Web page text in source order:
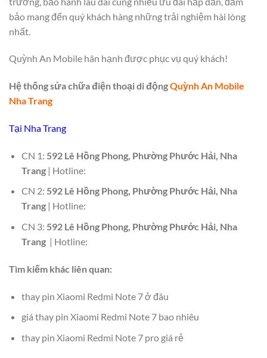
bảo mang đến quý khách hàng những trải nghiệm hài lòng
nhất.
Quỳnh An Mobile hân hạnh được phục vụ quý khách!
Hệ thống sửa chữa điện thoại di độngQuỳnh An Mobile
Nha Trang
Tại Nha Trang
CN 1: 592 Lê Hồng Phong, Phường Phước Hải, Nha
Trang| Hotline:
CN 2: 592 Lê Hồng Phong, Phường Phước Hải, Nha
Trang| Hotline:
CN 3: 592 Lê Hồng Phong, Phường Phước Hải, Nha
Trang| Hotline:
Tìm kiếm khác liên quan:
thay pin Xiaomi Redmi Note 7 ở đâu
giá thay pin Xiaomi Redmi Note 7 bao nhiêu
thay pin Xiaomi Redmi Note 7 pro giá rẻ